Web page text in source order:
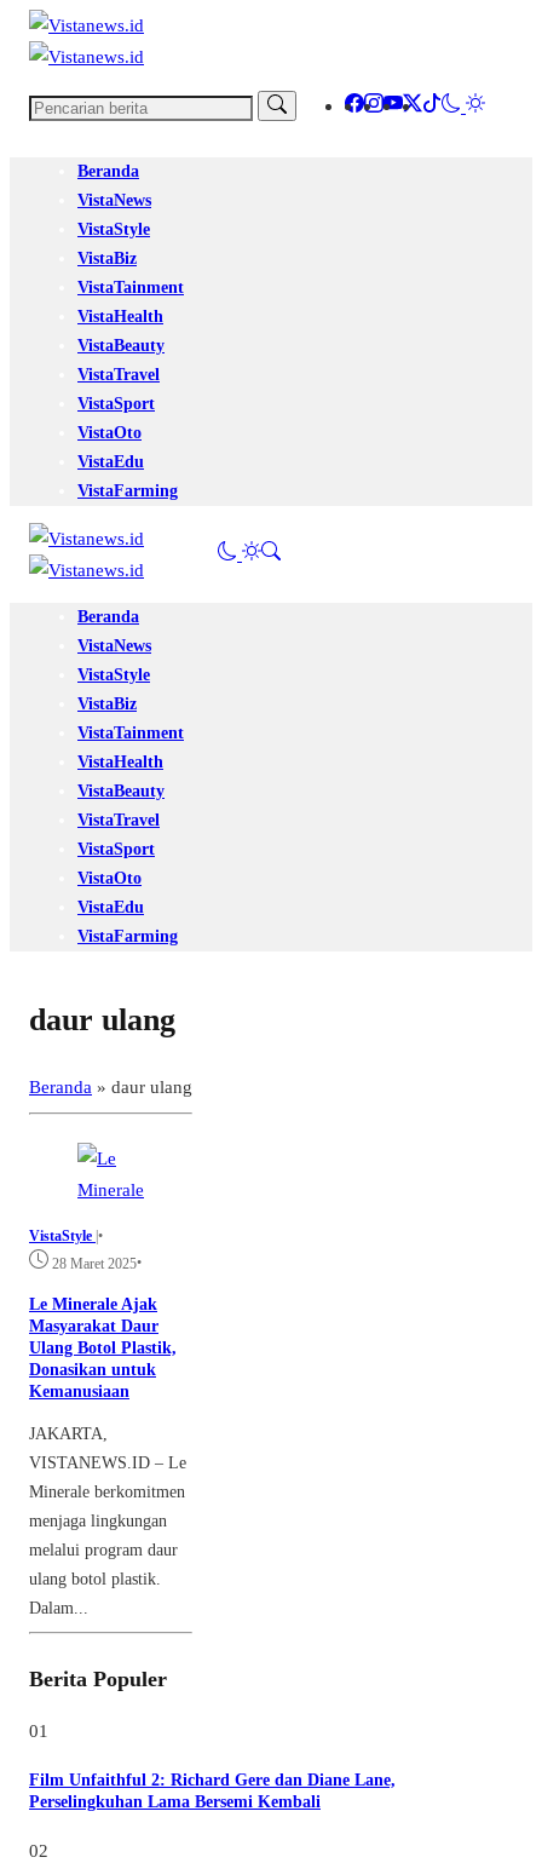
Beranda
VistaNews
VistaStyle
VistaBiz
VistaTainment
VistaHealth
VistaBeauty
VistaTravel
VistaSport
VistaOto
VistaEdu
VistaFarming
Beranda
VistaNews
VistaStyle
VistaBiz
VistaTainment
VistaHealth
VistaBeauty
VistaTravel
VistaSport
VistaOto
VistaEdu
VistaFarming
daur ulang
Beranda » daur ulang
VistaStyle |•
28 Maret 2025•
Le Minerale Ajak
Masyarakat Daur
Ulang Botol Plastik,
Donasikan untuk
Kemanusiaan
JAKARTA,
VISTANEWS.ID – Le
Minerale berkomitmen
menjaga lingkungan
melalui program daur
ulang botol plastik.
Dalam...
Berita Populer
01
Film Unfaithful 2: Richard Gere dan Diane Lane,
Perselingkuhan Lama Bersemi Kembali
02